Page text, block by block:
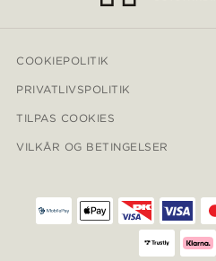
COOKIEPOLITIK
PRIVATLIVSPOLITIK
TILPAS COOKIES
VILKÅR OG BETINGELSER